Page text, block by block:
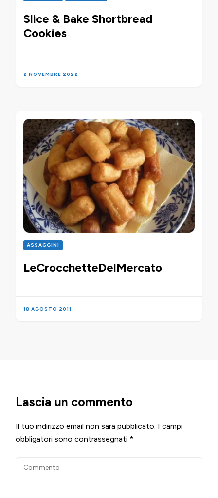
Slice & Bake Shortbread
Cookies
2 NOVEMBRE 2022
ASSAGGINI
LeCrocchetteDelMercato
18 AGOSTO 2011
Lascia un commento
Il tuo indirizzo email non sarà pubblicato. I campi
obbligatori sono contrassegnati *